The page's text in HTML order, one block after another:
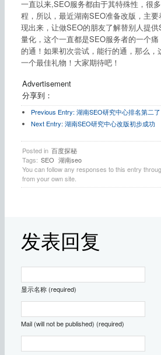
一直以来,SEO服务都由于其特殊性，很
程，所以，最近湖南SEO准备改版，主
现出来，让做SEO的朋友了解替别人提
量化，这个一直都是SEO服务者的一个
的通！如果初次尝试，能行的通，那么
一个最佳礼物！大家期待吧！
Advertisement
分享到：
Previous Entry: 湖南SEO研究中心排名第二了
Next Entry: 湖南SEO研究中心改版初步成功
Posted in 百度探秘
Tags: SEO 湖南seo
You can follow any responses to this entry
from your own site.
发表回复
显示名称 (required)
Mail (will not be published) (required)